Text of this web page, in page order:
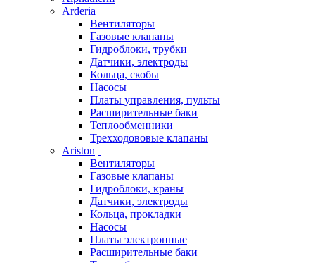
Arderia
Вентиляторы
Газовые клапаны
Гидроблоки, трубки
Датчики, электроды
Кольца, скобы
Насосы
Платы управления, пульты
Расширительные баки
Теплообменники
Трехходововые клапаны
Ariston
Вентиляторы
Газовые клапаны
Гидроблоки, краны
Датчики, электроды
Кольца, прокладки
Насосы
Платы электронные
Расширительные баки